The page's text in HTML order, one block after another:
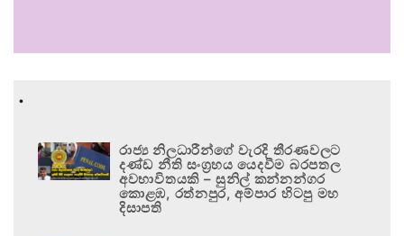
.
රාජ්‍ය නිලධාරීන්ගේ වැරදි තීරණවලට
දණ්ඩ නීති සංග්‍රහය යෙදවීම බරපතල
අවභාවිතයකි – සුනිල් කන්නන්ගර
කොළඹ, රත්නපුර, අම්පාර හිටපු මහ
දිසාපති